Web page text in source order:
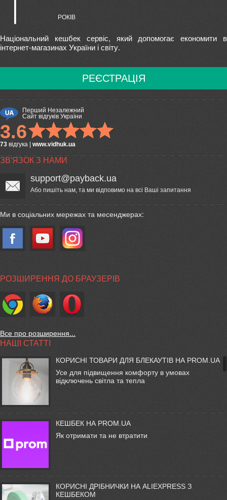
Національний кешбек сервіс, який допомогає економити в
інтернет-магазинах України і світу.
РЕЄСТРАЦІЯ
Перший Незалежний
Сайт відгуків України
3.6
73 відгука | www.vidhuk.ua
ЗВ'ЯЗОК З НАМИ
support@payback.ua
Або пишіть нам, та ми відповимо на всі Ваші запитання
Ми в соціальних мережах та месенджерах:
РОЗШИРЕННЯ ДО БРАУЗЕРІВ
Все про розширення...
НАШІ СТАТТІ
КОРИСНІ ТОВАРИ ДЛЯ БЛЕКАУТІВ НА PROM.UA
Усе для підвищення комфорту в умовах
відключень світла та тепла
КЕШБЕК НА PROM.UA
Як отримати та не втратити
КОРИСНІ ДРІБНИЧКИ НА ALIEXPRESS З
КЕШБЕКОМ